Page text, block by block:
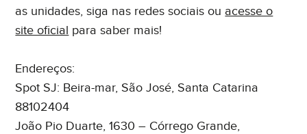
as unidades, siga nas redes sociais ou acesse o
site oficial para saber mais!
Endereços:
Spot SJ: Beira-mar, São José, Santa Catarina
88102404
João Pio Duarte, 1630 – Córrego Grande,